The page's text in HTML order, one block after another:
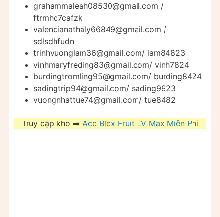
grahammaleah08530@gmail.com /
ftrmhc7cafzk
valencianathaly66849@gmail.com /
sdlsdhfudn
trinhvuonglam36@gmail.com/ lam84823
vinhmaryfreding83@gmail.com/ vinh7824
burdingtromling95@gmail.com/ burding8424
sadingtrip94@gmail.com/ sading9923
vuongnhattue74@gmail.com/ tue8482
Truy cập kho ➡️ Acc Blox Fruit LV Max Miễn Phí